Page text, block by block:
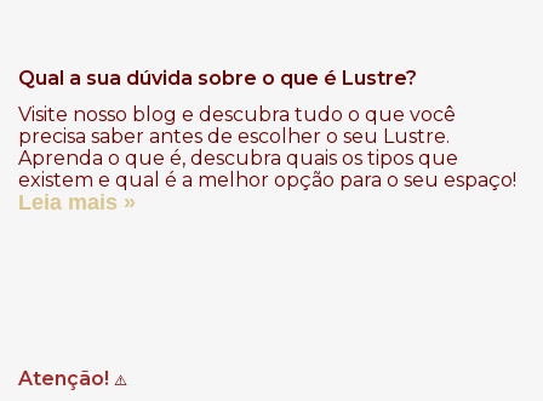
Qual a sua dúvida sobre o que é Lustre?
Visite nosso blog e descubra tudo o que você
precisa saber antes de escolher o seu Lustre.
Aprenda o que é, descubra quais os tipos que
existem e qual é a melhor opção para o seu espaço!
Leia mais »
Atenção! ⚠️